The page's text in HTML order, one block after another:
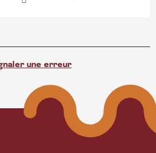
une erreur